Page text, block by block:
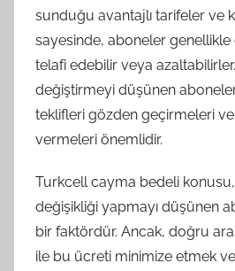
sunduğu avantajlı tarifeler ve
sayesinde, aboneler
telafi edebilir veya
değiştirmeyi düşünen
teklifleri gözden geçirmeleri
vermeleri önemlidir.
Turkcell cayma bedeli
değişikliği yapmayı düşünen
bir faktördür. Ancak, doğru
ile bu ücreti minimize etmek